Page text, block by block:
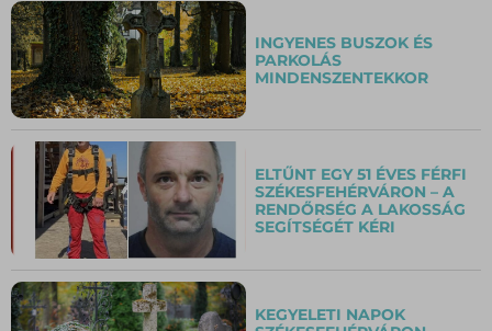
INGYENES BUSZOK ÉS
PARKOLÁS
MINDENSZENTEKKOR
ELTŰNT EGY 51 ÉVES FÉRFI
SZÉKESFEHÉRVÁRON – A
RENDŐRSÉG A LAKOSSÁG
SEGÍTSÉGÉT KÉRI
KEGYELETI NAPOK